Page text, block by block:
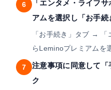
6
「エンタメ・ライフ
アムを選択し「お手
「お手続き」タブ →
らLeminoプレミアムを
7
注意事項に同意して
ク